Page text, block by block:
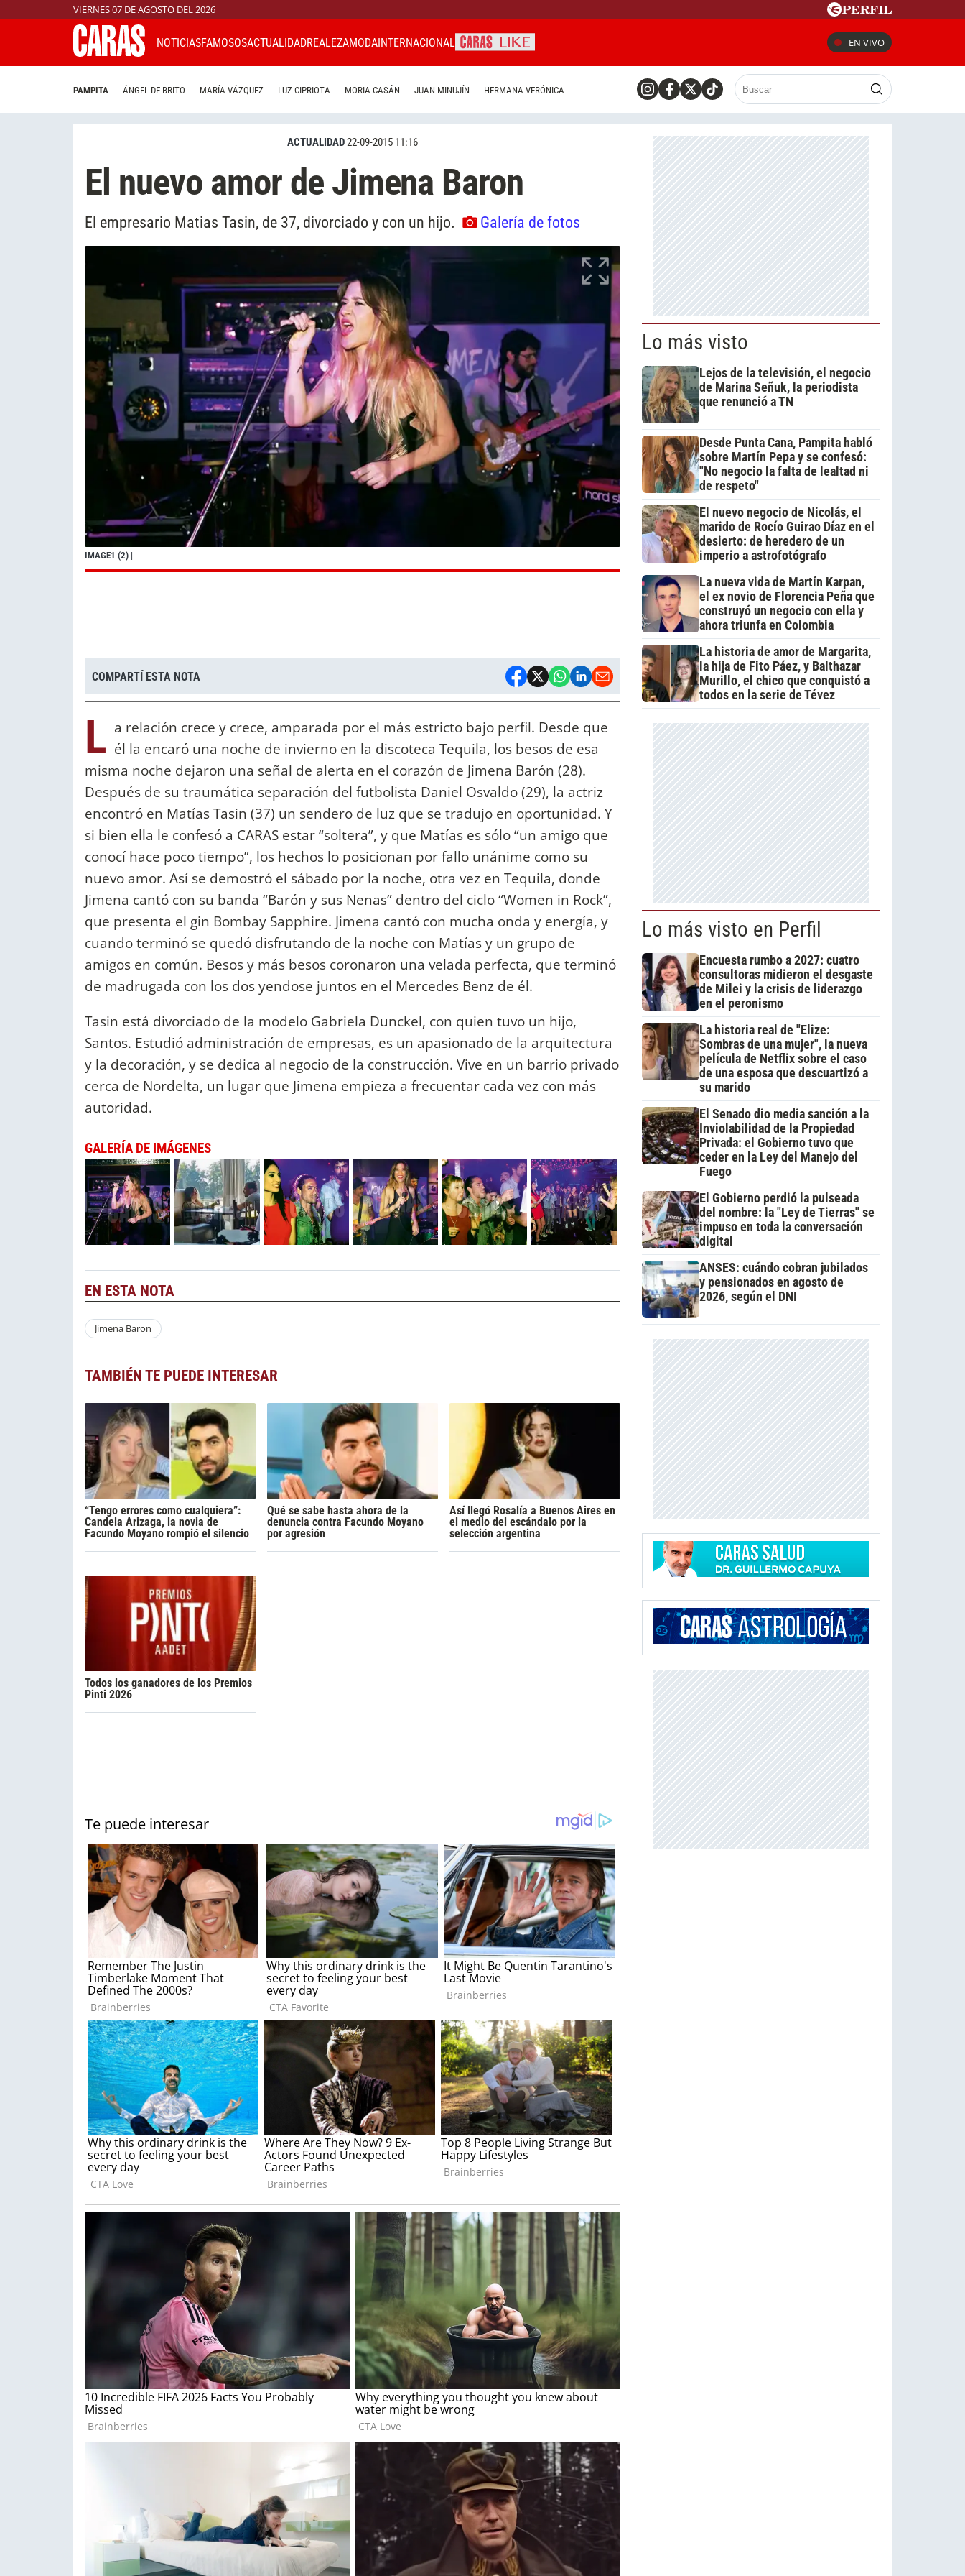
VIERNES 07 DE AGOSTO DEL 2026
NOTICIASFAMOSOSACTUALIDADREALEZAMODAINTERNACIONAL EN VIVO
PAMPITA ÁNGEL DE BRITO MARÍA VÁZQUEZ LUZ CIPRIOTA MORIA CASÁN JUAN MINUJÍN HERMANA VERÓNICA
ACTUALIDAD22-09-2015 11:16
El nuevo amor de Jimena Baron
El empresario Matias Tasin, de 37, divorciado y con un hijo. Galería de fotos
IMAGE1 (2) |
COMPARTÍ ESTA NOTA
L a relación crece y crece, amparada por el más estricto bajo perfil. Desde que
él la encaró una noche de invierno en la discoteca Tequila, los besos de esa
misma noche dejaron una señal de alerta en el corazón de Jimena Barón (28).
Después de su traumática separación del futbolista Daniel Osvaldo (29), la actriz
encontró en Matías Tasin (37) un sendero de luz que se tradujo en oportunidad. Y
si bien ella le confesó a CARAS estar “soltera”, y que Matías es sólo “un amigo que
conocí hace poco tiempo”, los hechos lo posicionan por fallo unánime como su
nuevo amor. Así se demostró el sábado por la noche, otra vez en Tequila, donde
Jimena cantó con su banda “Barón y sus Nenas” dentro del ciclo “Women in Rock”,
que presenta el gin Bombay Sapphire. Jimena cantó con mucha onda y energía, y
cuando terminó se quedó disfrutando de la noche con Matías y un grupo de
amigos en común. Besos y más besos coronaron una velada perfecta, que terminó
de madrugada con los dos yendose juntos en el Mercedes Benz de él.
Tasin está divorciado de la modelo Gabriela Dunckel, con quien tuvo un hijo,
Santos. Estudió administración de empresas, es un apasionado de la arquitectura
y la decoración, y se dedica al negocio de la construcción. Vive en un barrio privado
cerca de Nordelta, un lugar que Jimena empieza a frecuentar cada vez con más
autoridad.
GALERÍA DE IMÁGENES
EN ESTA NOTA
Jimena Baron
TAMBIÉN TE PUEDE INTERESAR
“Tengo errores como cualquiera”:
Candela Arizaga, la novia de
Facundo Moyano rompió el silencio
Qué se sabe hasta ahora de la
denuncia contra Facundo Moyano
por agresión
Así llegó Rosalía a Buenos Aires en
el medio del escándalo por la
selección argentina
Todos los ganadores de los Premios
Pinti 2026
Lo más visto
Lejos de la televisión, el negocio
de Marina Señuk, la periodista
que renunció a TN
Desde Punta Cana, Pampita habló
sobre Martín Pepa y se confesó:
"No negocio la falta de lealtad ni
de respeto"
El nuevo negocio de Nicolás, el
marido de Rocío Guirao Díaz en el
desierto: de heredero de un
imperio a astrofotógrafo
La nueva vida de Martín Karpan,
el ex novio de Florencia Peña que
construyó un negocio con ella y
ahora triunfa en Colombia
La historia de amor de Margarita,
la hija de Fito Páez, y Balthazar
Murillo, el chico que conquistó a
todos en la serie de Tévez
Lo más visto en Perfil
Encuesta rumbo a 2027: cuatro
consultoras midieron el desgaste
de Milei y la crisis de liderazgo
en el peronismo
La historia real de "Elize:
Sombras de una mujer", la nueva
película de Netflix sobre el caso
de una esposa que descuartizó a
su marido
El Senado dio media sanción a la
Inviolabilidad de la Propiedad
Privada: el Gobierno tuvo que
ceder en la Ley del Manejo del
Fuego
El Gobierno perdió la pulseada
del nombre: la "Ley de Tierras" se
impuso en toda la conversación
digital
ANSES: cuándo cobran jubilados
y pensionados en agosto de
2026, según el DNI